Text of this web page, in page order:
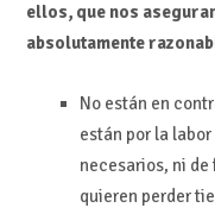
ellos, que nos
absolutamente
No están en
están por la
necesarios, ni de
quieren perder